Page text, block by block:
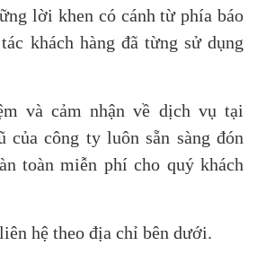
lời khen có cánh từ phía báo
khách hàng đã từng sử dụng
và cảm nhận về dịch vụ tại
công ty luôn sẵn sàng đón
toàn miễn phí cho quý khách
hệ theo địa chỉ bên dưới.